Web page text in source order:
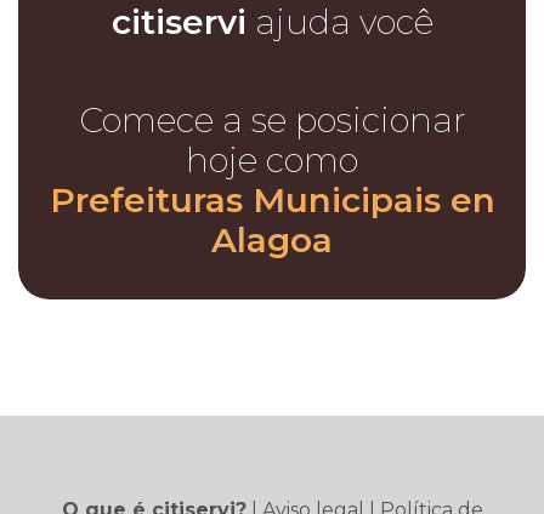
citiservi ajuda você
Comece a se posicionar
hoje como
Prefeituras Municipais en
Alagoa